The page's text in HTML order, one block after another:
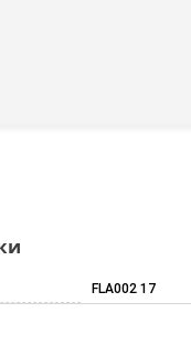
FLA002 17